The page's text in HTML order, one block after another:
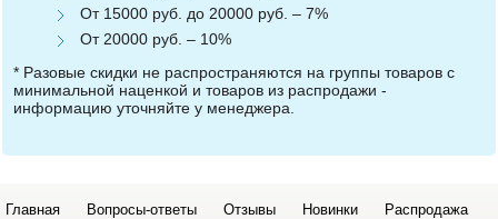
От 15000 руб. до 20000 руб. – 7%
От 20000 руб. – 10%
* Разовые скидки не распространяются на группы товаров с
минимальной наценкой и товаров из распродажи -
информацию уточняйте у менеджера.
Главная Вопросы-ответы Отзывы Новинки Распродажа